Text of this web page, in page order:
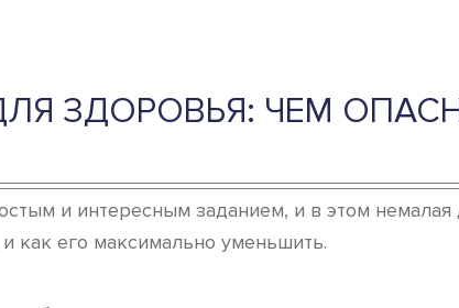
ЗДОРОВЬЯ: ЧЕМ
и интересным заданием, и в этом
как его максимально уменьшить.